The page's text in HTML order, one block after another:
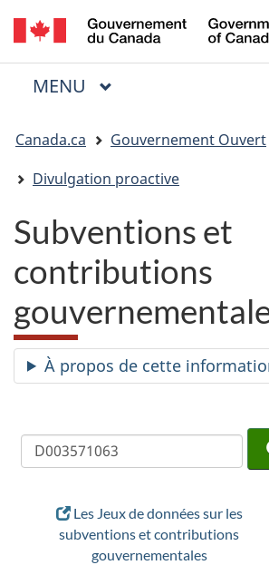
Passer
au
contenu
Passer
à
« Au
Passer
à
la
Menu
MENU PRINCIPAL
êtes
ici
Canada.ca
Gouvernement Ouvert
Divulgation proactive
Subventions et
contributions
À propos de cette
Les Jeux de données sur les
subventions et contributions
gouvernementales